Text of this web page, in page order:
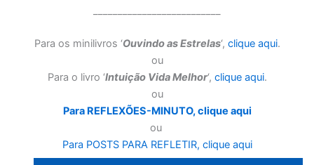
Para os minilivros ‘Ouvindo as Estrelas‘, clique aqui.
ou
Para o livro ‘Intuição Vida Melhor‘, clique aqui.
ou
Para REFLEXÕES-MINUTO, clique aqui
ou
Para POSTS PARA REFLETIR, clique aqui
ou